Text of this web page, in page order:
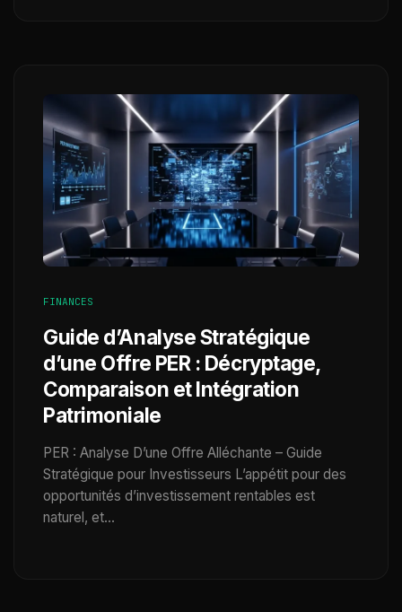
FINANCES
Guide d’Analyse Stratégique
d’une Offre PER : Décryptage,
Comparaison et Intégration
Patrimoniale
PER : Analyse D’une Offre Alléchante – Guide
Stratégique pour Investisseurs L’appétit pour des
opportunités d’investissement rentables est
naturel, et…